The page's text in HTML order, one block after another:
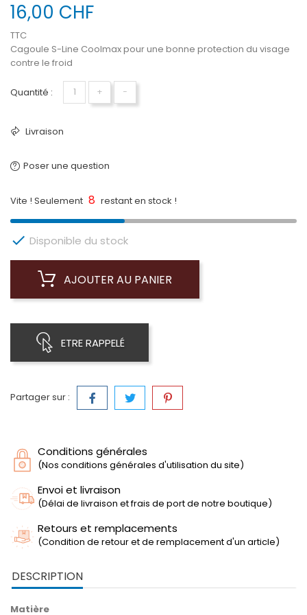
16,00 CHF
TTC
Cagoule S-Line Coolmax pour une bonne protection du visage
contre le froid
Quantité : + −
Livraison
Poser une question
Vite ! Seulement 8 restant en stock !
 Disponible du stock
AJOUTER AU PANIER
ETRE RAPPELÉ
Partager sur :
Conditions générales
(Nos conditions générales d'utilisation du site)
Envoi et livraison
(Délai de livraison et frais de port de notre boutique)
Retours et remplacements
(Condition de retour et de remplacement d'un article)
DESCRIPTION
Matière